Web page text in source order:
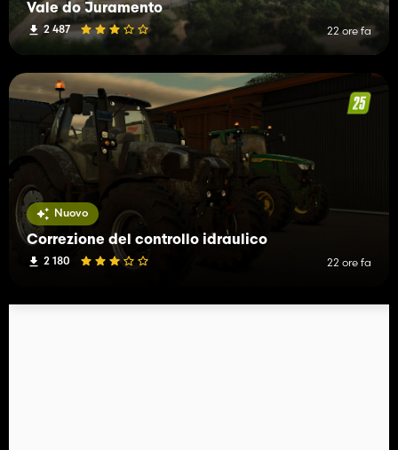
Vale do Juramento
2 487 22 ore fa
Nuovo
Correzione del controllo idraulico
2 180 22 ore fa